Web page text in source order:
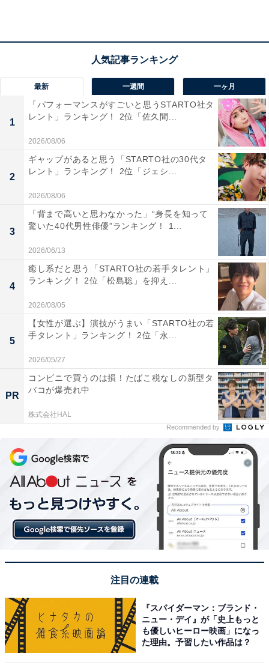
トナーがしっかりしていたら、その子の将来は安泰かな
と感じるから（60代女性／福島県）」「仕事ができそう
の声が寄せられました。
※回答コメントは原文ママです
20位までの全ランキング結果を見
2位は「京都大学」。子のパートナーだったらす
ごいと思う相手の出身大学、西日本出身者が選
1 2
最新 一週間 一ヶ月
1
「パフォーマンスがすごいと思うSTARTO社タ
レント」ランキング！ 2位「佐久間...
2026/08/06
2
ギャップがあると思う「STARTO社の30代タ
レント」ランキング！ 2位「ジェシ...
2026/08/06
3
「背まで高いと思わなかった」“身長を知って
驚いた40代男性俳優”ランキング！ 1...
2026/06/13
4
癒し系だと思う「STARTO社の若手タレント」
ランキング！ 2位「松島聡」を抑え...
2026/08/05
5
【女性が選ぶ】演技がうまい「STARTO社の若
手タレント」ランキング！ 2位「永...
2026/05/27
PR
コンビニで買うのは損！たばこ税なしの新型タ
バコが爆売れ中
株式会社HAL
Recommended by
注目の連載
『スパイダーマン：ブランド・
ニュー・デイ』が「史上もっと
も優しいヒーロー映画」になっ
た理由。予習したい作品は？